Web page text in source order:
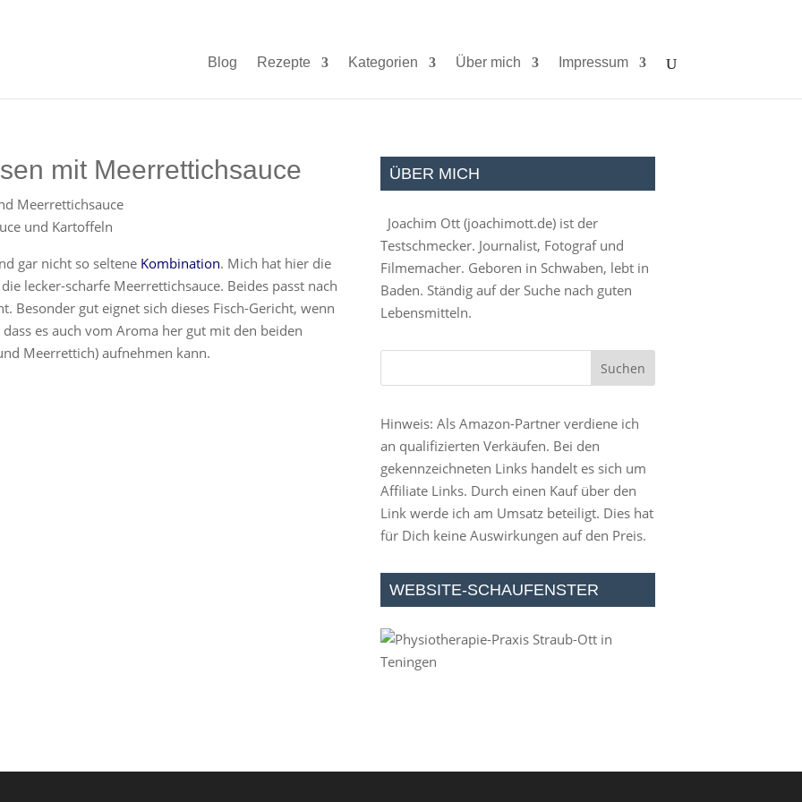
Blog Rezepte Kategorien Über mich Impressum
mit Meerrettichsauce
und Kartoffeln
gar nicht so seltene Kombination. Mich hat hier die
lecker-scharfe Meerrettichsauce. Beides passt nach
Besonder gut eignet sich dieses Fisch-Gericht, wenn
es auch vom Aroma her gut mit den beiden
Meerrettich) aufnehmen kann.
ÜBER MICH
Joachim Ott (joachimott.de) ist der
Testschmecker. Journalist, Fotograf und
Filmemacher. Geboren in Schwaben, lebt in
Baden. Ständig auf der Suche nach guten
Lebensmitteln.
Hinweis: Als Amazon-Partner verdiene ich
an qualifizierten Verkäufen. Bei den
gekennzeichneten Links handelt es sich um
Affiliate Links. Durch einen Kauf über den
Link werde ich am Umsatz beteiligt. Dies hat
für Dich keine Auswirkungen auf den Preis.
WEBSITE-SCHAUFENSTER